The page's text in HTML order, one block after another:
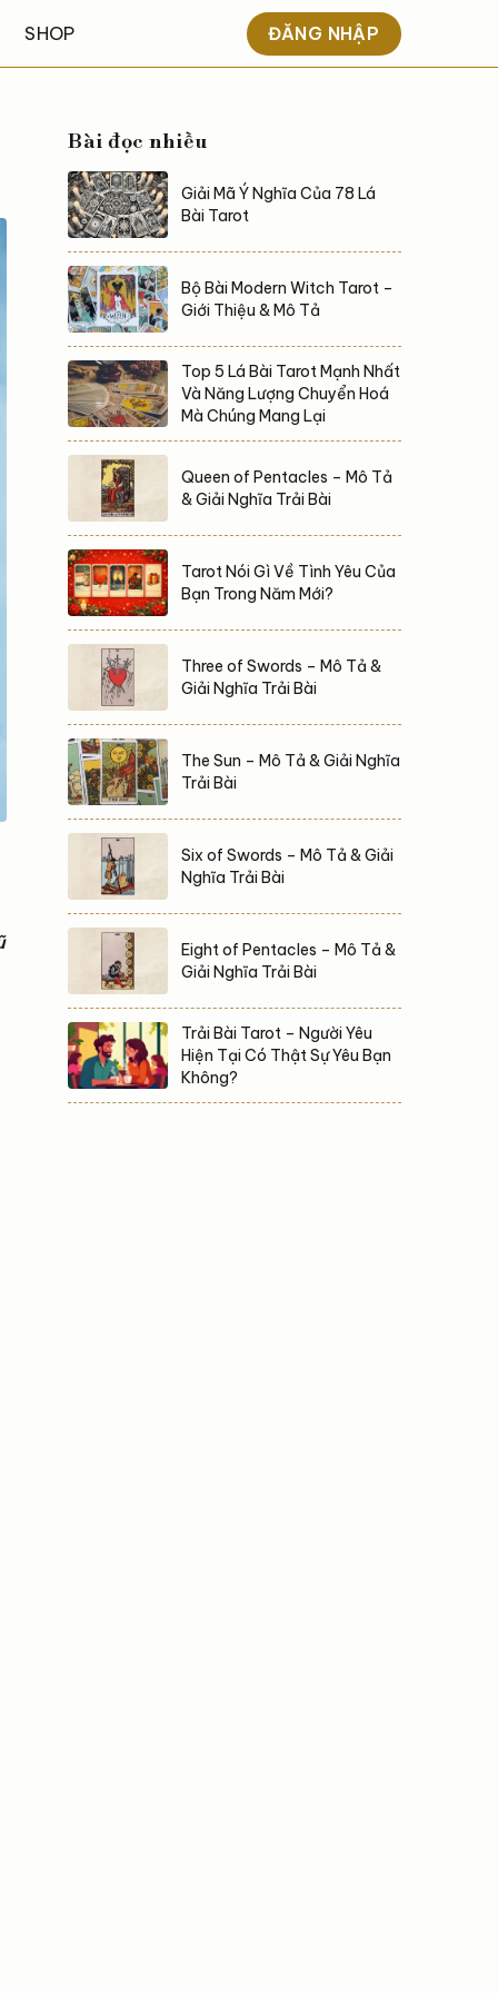
SHOP ĐĂNG NHẬP
Bài đọc nhiều
Giải Mã Ý Nghĩa Của 78 Lá
Bài Tarot
Bộ Bài Modern Witch Tarot –
Giới Thiệu & Mô Tả
Top 5 Lá Bài Tarot Mạnh Nhất
Và Năng Lượng Chuyển Hoá
Mà Chúng Mang Lại
Queen of Pentacles – Mô Tả
& Giải Nghĩa Trải Bài
Tarot Nói Gì Về Tình Yêu Của
Bạn Trong Năm Mới?
Three of Swords – Mô Tả &
Giải Nghĩa Trải Bài
The Sun – Mô Tả & Giải Nghĩa
Trải Bài
Six of Swords – Mô Tả & Giải
Nghĩa Trải Bài
Eight of Pentacles – Mô Tả &
Giải Nghĩa Trải Bài
Trải Bài Tarot – Người Yêu
Hiện Tại Có Thật Sự Yêu Bạn
Không?